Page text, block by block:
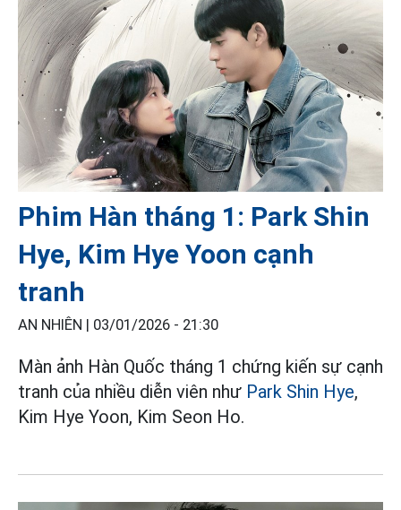
Phim Hàn tháng 1: Park Shin
Hye, Kim Hye Yoon cạnh
tranh
AN NHIÊN | 03/01/2026 - 21:30
Màn ảnh Hàn Quốc tháng 1 chứng kiến sự cạnh
tranh của nhiều diễn viên như Park Shin Hye,
Kim Hye Yoon, Kim Seon Ho.